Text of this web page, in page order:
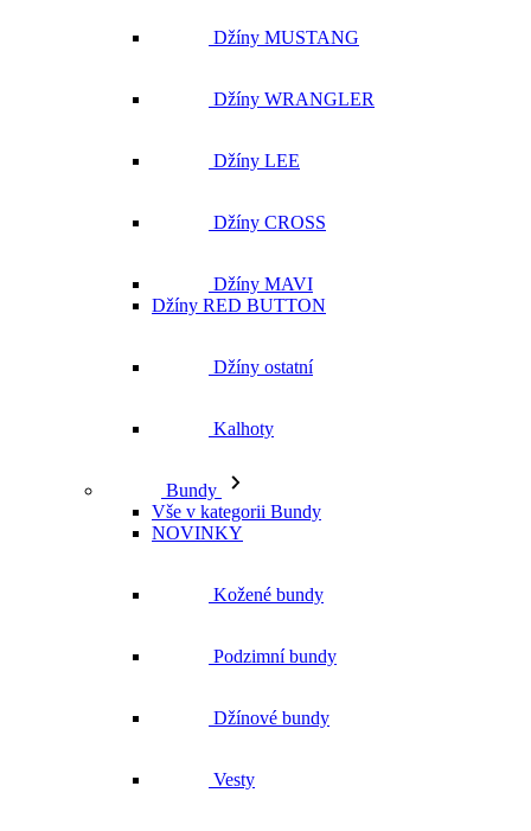
Džíny MUSTANG
Džíny WRANGLER
Džíny LEE
Džíny CROSS
Džíny MAVI
Džíny RED BUTTON
Džíny ostatní
Kalhoty
Bundy
Vše v kategorii Bundy
NOVINKY
Kožené bundy
Podzimní bundy
Džínové bundy
Vesty